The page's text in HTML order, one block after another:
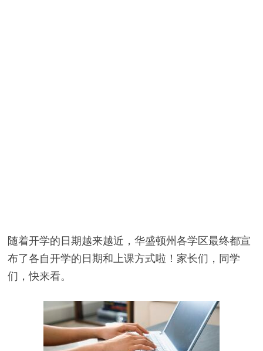
随着开学的日期越来越近，华盛顿州各学区最终都宣
布了各自开学的日期和上课方式啦！家长们，同学
们，快来看。